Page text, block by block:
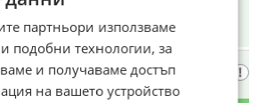
5 г
партньори използваме
подобни технологии, за
и получаваме достъп
на вашето устройство